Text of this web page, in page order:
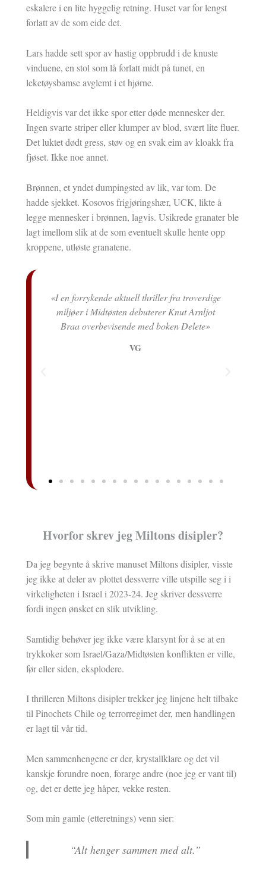
eskalere i en lite hyggelig retning. Huset var for lengst
forlatt av de som eide det.
Lars hadde sett spor av hastig oppbrudd i de knuste
vinduene, en stol som lå forlatt midt på tunet, en
leketøysbamse avglemt i et hjørne.
Heldigvis var det ikke spor etter døde mennesker der.
Ingen svarte striper eller klumper av blod, svært lite fluer.
Det luktet dødt gress, støv og en svak eim av kloakk fra
fjøset. Ikke noe annet.
Brønnen, et yndet dumpingsted av lik, var tom. De
hadde sjekket. Kosovos frigjøringshær, UCK, likte å
legge mennesker i brønnen, lagvis. Usikrede granater ble
lagt imellom slik at de som eventuelt skulle hente opp
kroppene, utløste granatene.
thriller fra troverdige
Knut Arnljot
boken Delete»
Dreamland.com... «Den mest
pageturneren jeg har lest på norsk i
Knut Olav Åmås, Dagbladet
Hvorfor skrev jeg Miltons disipler?
Da jeg begynte å skrive manuset Miltons disipler, visste
jeg ikke at deler av plottet dessverre ville utspille seg i i
virkeligheten i Israel i 2023-24. Jeg skriver dessverre
fordi ingen ønsket en slik utvikling.
Samtidig behøver jeg ikke være klarsynt for å se at en
trykkoker som Israel/Gaza/Midtøsten konflikten er ville,
før eller siden, eksplodere.
I thrilleren Miltons disipler trekker jeg linjene helt tilbake
til Pinochets Chile og terrorregimet der, men handlingen
er lagt til vår tid.
Men sammenhengene er der, krystallklare og det vil
kanskje forundre noen, forarge andre (noe jeg er vant til)
og, det er dette jeg håper, vekke resten.
Som min gamle (etteretnings) venn sier:
“Alt henger sammen med alt.”